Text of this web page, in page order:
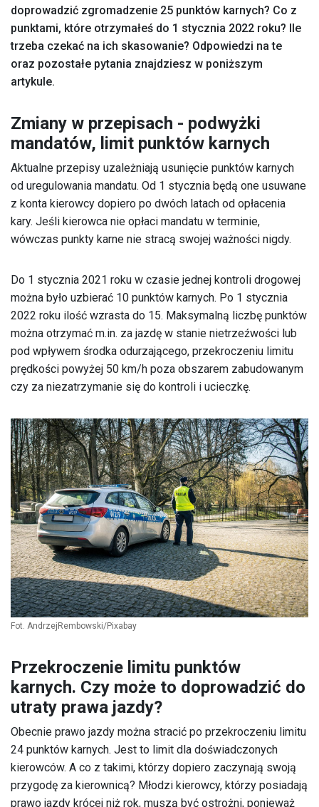
doprowadzić zgromadzenie 25 punktów karnych? Co z
punktami, które otrzymałeś do 1 stycznia 2022 roku? Ile
trzeba czekać na ich skasowanie? Odpowiedzi na te
oraz pozostałe pytania znajdziesz w poniższym
artykule.
Zmiany w przepisach - podwyżki
mandatów, limit punktów karnych
Aktualne przepisy uzależniają usunięcie punktów karnych
od uregulowania mandatu. Od 1 stycznia będą one usuwane
z konta kierowcy dopiero po dwóch latach od opłacenia
kary. Jeśli kierowca nie opłaci mandatu w terminie,
wówczas punkty karne nie stracą swojej ważności nigdy.
Do 1 stycznia 2021 roku w czasie jednej kontroli drogowej
można było uzbierać 10 punktów karnych. Po 1 stycznia
2022 roku ilość wzrasta do 15. Maksymalną liczbę punktów
można otrzymać m.in. za jazdę w stanie nietrzeźwości lub
pod wpływem środka odurzającego, przekroczeniu limitu
prędkości powyżej 50 km/h poza obszarem zabudowanym
czy za niezatrzymanie się do kontroli i ucieczkę.
Fot. AndrzejRembowski/Pixabay
Przekroczenie limitu punktów
karnych. Czy może to doprowadzić do
utraty prawa jazdy?
Obecnie prawo jazdy można stracić po przekroczeniu limitu
24 punktów karnych. Jest to limit dla doświadczonych
kierowców. A co z takimi, którzy dopiero zaczynają swoją
przygodę za kierownicą? Młodzi kierowcy, którzy posiadają
prawo jazdy krócej niż rok, muszą być ostrożni, ponieważ